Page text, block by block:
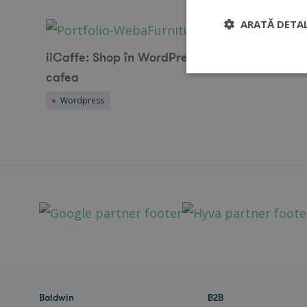
ilCaffe: Shop în WordPress pentru iubitorii de
cafea
Wordpress
Baldwin B2B
ARATĂ